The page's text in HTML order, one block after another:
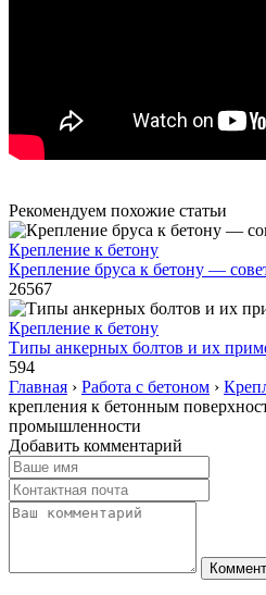
Рекомендуем похожие статьи
Крепление к бетону
Крепление бруса к бетону —
26567
Крепление к бетону
Типы анкерных болтов и их
594
Главная › Работа с бетоном ›
крепления к бетонным
промышленности
Добавить комментарий